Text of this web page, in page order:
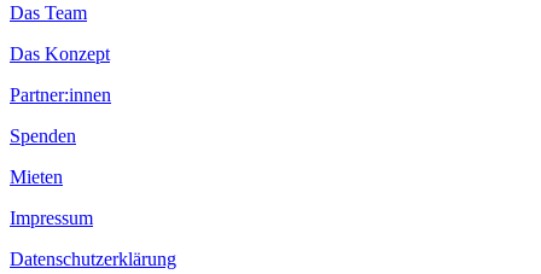
Das Team
Das Konzept
Partner:innen
Spenden
Mieten
Impressum
Datenschutzerklärung